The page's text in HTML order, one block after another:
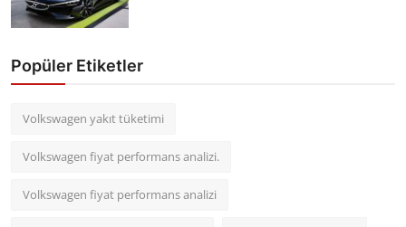
Popüler Etiketler
Volkswagen yakıt tüketimi
Volkswagen fiyat performans analizi.
Volkswagen fiyat performans analizi